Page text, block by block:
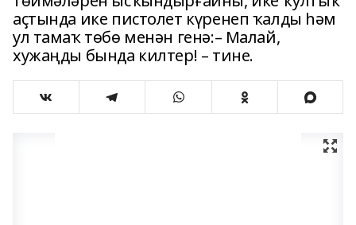
аҫтында ике пистолет күренеп ҡалды һәм
ул тамаҡ төбө менән генә:– Малай,
хужаңды бында килтер! – тине.